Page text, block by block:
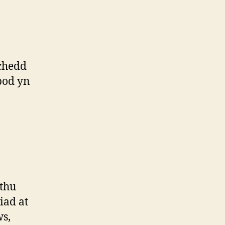
yn
at